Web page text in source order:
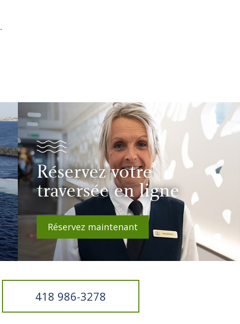
.
Réservez votre
traversée en ligne
Réservez maintenant
418 986-3278